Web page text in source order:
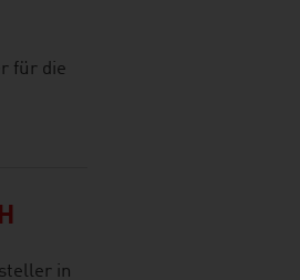
für die
in